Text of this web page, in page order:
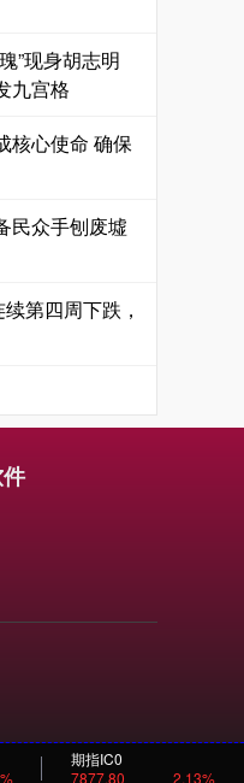
”现身胡志明
九宫格
核心使命 确保
民众手刨废墟
第四周下跌，
期指IC0
7877.80
2.13%